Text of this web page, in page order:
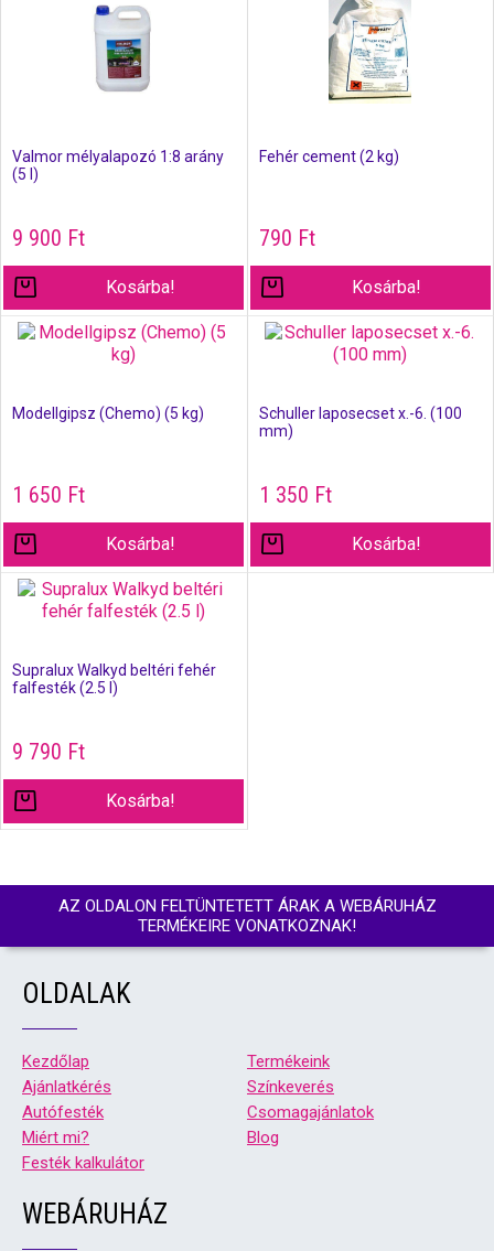
Valmor mélyalapozó 1:8 arány
(5 l)
9 900 Ft
Kosárba!
Fehér cement (2 kg)
790 Ft
Kosárba!
Modellgipsz (Chemo) (5 kg)
1 650 Ft
Kosárba!
Schuller laposecset x.-6. (100
mm)
1 350 Ft
Kosárba!
Supralux Walkyd beltéri fehér
falfesték (2.5 l)
9 790 Ft
Kosárba!
AZ OLDALON FELTÜNTETETT ÁRAK A WEBÁRUHÁZ
TERMÉKEIRE VONATKOZNAK!
OLDALAK
Kezdőlap
Termékeink
Ajánlatkérés
Színkeverés
Autófesték
Csomagajánlatok
Miért mi?
Blog
Festék kalkulátor
WEBÁRUHÁZ